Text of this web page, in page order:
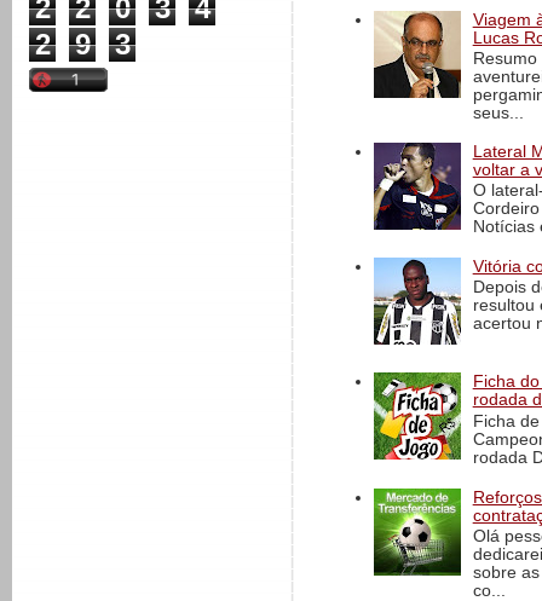
2 2 0 3
4
2
9 3
Viagem
Lucas
seus...
Lateral
voltar a
O
Notícias
Vitória
Depois
resultou
acertou
Ficha
rodada
Ficha
rodada
Olá
sobre
co...